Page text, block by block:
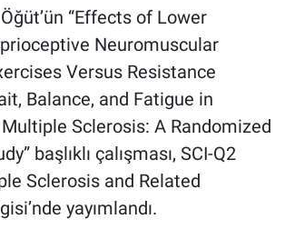
“Effects of Lower
Neuromuscular
Versus Resistance
Balance, and Fatigue in
Sclerosis: A Randomized
başlıklı çalışması, SCI-Q2
Sclerosis and Related
yayımlandı.